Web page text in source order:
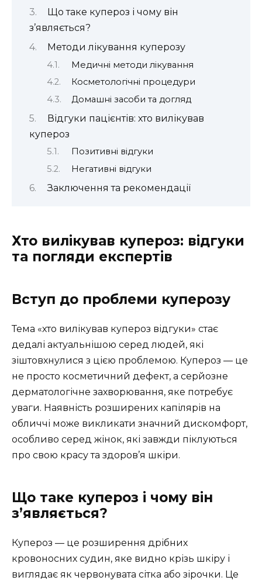
Що таке купероз і чому він
з’являється?
Методи лікування куперозу
Медичні методи лікування
Косметологічні процедури
Домашні засоби та догляд
Відгуки пацієнтів: хто вилікував
купероз
Позитивні відгуки
Негативні відгуки
Заключення та рекомендації
Хто вилікував купероз: відгуки
та погляди експертів
Вступ до проблеми куперозу
Тема «хто вилікував купероз відгуки» стає
дедалі актуальнішою серед людей, які
зіштовхнулися з цією проблемою. Купероз — це
не просто косметичний дефект, а серйозне
дерматологічне захворювання, яке потребує
уваги. Наявність розширених капілярів на
обличчі може викликати значний дискомфорт,
особливо серед жінок, які завжди піклуються
про свою красу та здоров’я шкіри.
Що таке купероз і чому він
з’являється?
Купероз — це розширення дрібних
кровоносних судин, яке видно крізь шкіру і
виглядає як червонувата сітка або зірочки. Це